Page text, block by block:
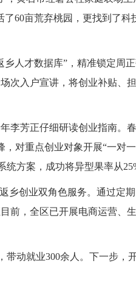
60亩荒弃桃园，更找到了科
人才数据库”，精准锁定周
次入户宣讲，将创业补贴、
李芳正仔细研读创业指南。春
对重点创业对象开展“一对
方案，成功将异型果率从
乡创业双角色服务。通过定
前，全区已开展电商运营、
带动就业300余人。下一步，